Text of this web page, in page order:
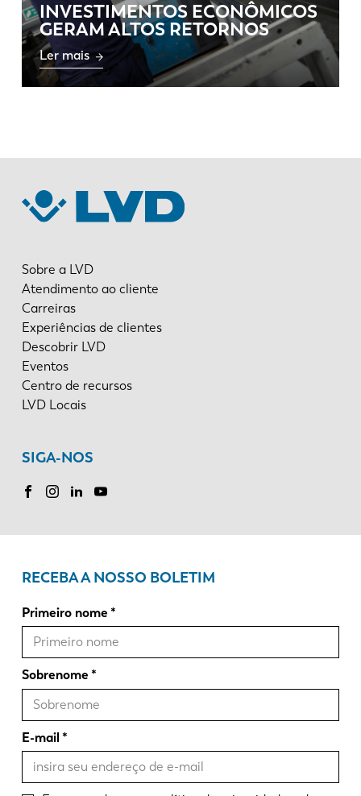
INVESTIMENTOS ECONÔMICOS
GERAM ALTOS RETORNOS
Ler mais
Sobre a LVD
Atendimento ao cliente
Carreiras
Experiências de clientes
Descobrir LVD
Eventos
Centro de recursos
LVD Locais
SIGA-NOS
RECEBA A NOSSO BOLETIM
Primeiro nome
Sobrenome
E-mail